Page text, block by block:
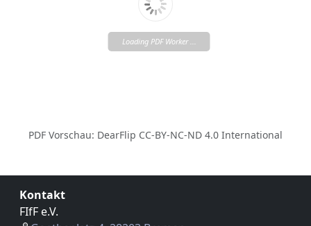
Loading PDF Worker ...
PDF Vorschau: DearFlip CC-BY-NC-ND 4.0 International
Kontakt
FIfF e.V.